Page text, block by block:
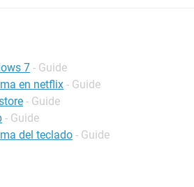
7 - Guide
en netflix - Guide
- Guide
- Guide
del teclado - Guide